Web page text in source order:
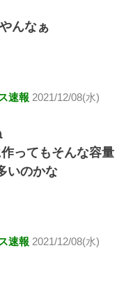
んなぁ
速報 2021/12/08(水)
ってもそんな容量
いのかな
速報 2021/12/08(水)